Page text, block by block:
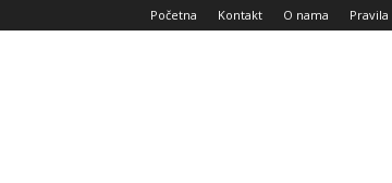
Početna Kontakt O nama